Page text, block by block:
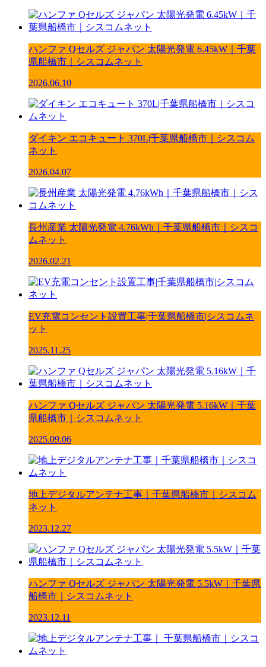
ハンファ Qセルズ ジャパン 太陽光発電 6.45kW｜千葉
県船橋市｜シスコムネット
2026.06.10
ダイキン エコキュート 370L|千葉県船橋市｜シスコム
ネット
2026.04.07
長州産業 太陽光発電 4.76kWh｜千葉県船橋市｜シスコ
ムネット
2026.02.21
EV充電コンセント設置工事|千葉県船橋市|シスコムネ
ット
2025.11.25
ハンファ Qセルズ ジャパン 太陽光発電 5.16kW｜千葉
県船橋市｜シスコムネット
2025.09.06
地上デジタルアンテナ工事｜千葉県船橋市｜シスコム
ネット
2023.12.27
ハンファ Qセルズ ジャパン 太陽光発電 5.5kW｜千葉県
船橋市｜シスコムネット
2023.12.11